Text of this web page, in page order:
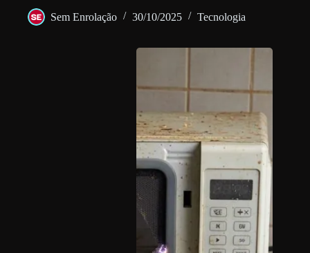
Sem Enrolação 30/10/2025 Tecnologia